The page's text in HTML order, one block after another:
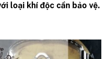
loại khí độc cần bảo vệ.